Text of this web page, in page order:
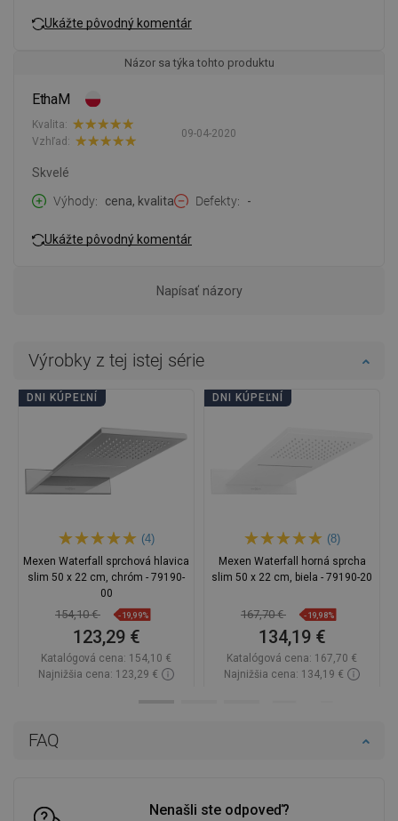
FAQ
Nenašli ste odpoveď?
Ukážte pôvodný komentár
Názor sa týka tohto produktu
EthaM
09-04-2020
Kvalita:
Vzhľad:
Skvelé
Výhody
cena, kvalita Defekty -
Ukážte pôvodný komentár
Napísať názory
Výrobky z tej istej série
DNI KÚPEĽNÍ
(4)
Mexen Waterfall sprchová hlavica
slim 50 x 22 cm, chróm - 79190-
00
154,10 € -19,99%
123,29 €
Katalógová cena: 154,10 €
Najnižšia cena: 123,29 €
DNI KÚPEĽNÍ
(8)
Mexen Waterfall horná sprcha
slim 50 x 22 cm, biela - 79190-20
167,70 € -19,98%
134,19 €
Katalógová cena: 167,70 €
Najnižšia cena: 134,19 €